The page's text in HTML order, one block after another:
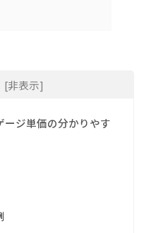
[非表示]
ージ単価の分かりやす